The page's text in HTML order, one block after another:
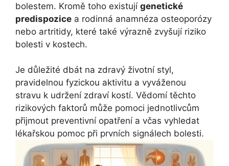
bolestem. Kromě toho existují genetické
predispozice a rodinná anamnéza osteoporózy
nebo artritidy, které také výrazně zvyšují riziko
bolesti v kostech.
Je důležité dbát na zdravý životní styl,
pravidelnou fyzickou aktivitu a vyváženou
stravu k udržení zdraví kostí. Vědomí těchto
rizikových faktorů může pomoci jednotlivcům
přijmout preventivní opatření a včas vyhledat
lékařskou pomoc při prvních signálech bolesti.